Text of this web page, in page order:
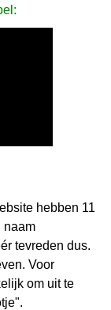
hebben 11
naam
tevreden dus.
Voor
om uit te